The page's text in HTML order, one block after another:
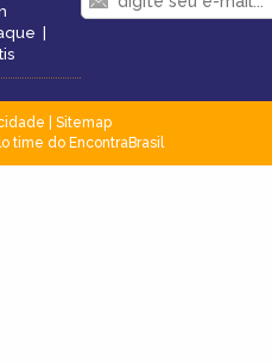
|
Sitemap
time do EncontraBrasil